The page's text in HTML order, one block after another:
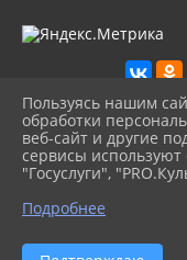
2026 г.
Вход
Карта сайта
Политика обработки
Сделано на KubCMS
Пользуясь нашим
обработки
веб-сайт и другие
сервисы используют
"Госуслуги",
Подробнее